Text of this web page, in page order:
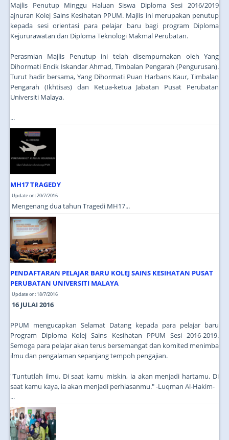
Majlis Penutup Minggu Haluan Siswa Diploma Sesi 2016/2019
ajnuran Kolej Sains Kesihatan PPUM. Majlis ini merupakan penutup
kepada sesi orientasi para pelajar baru bagi program Diploma
Kejururawatan dan Diploma Teknologi Makmal Perubatan.
Perasmian Majlis Penutup ini telah disempurnakan oleh Yang
Dihormati Encik Iskandar Ahmad, Timbalan Pengarah (Pengurusan).
Turut hadir bersama, Yang Dihormati Puan Harbans Kaur, Timbalan
Pengarah (Ikhtisas) dan Ketua-ketua Jabatan Pusat Perubatan
Universiti Malaya.
...
MH17 TRAGEDY
Update on: 20/7/2016
Mengenang dua tahun Tragedi MH17...
PENDAFTARAN PELAJAR BARU KOLEJ SAINS KESIHATAN PUSAT
PERUBATAN UNIVERSITI MALAYA
Update on: 18/7/2016
16 JULAI 2016
PPUM mengucapkan Selamat Datang kepada para pelajar baru
Program Diploma Kolej Sains Kesihatan PPUM Sesi 2016-2019.
Semoga para pelajar akan terus bersemangat dan komited menimba
ilmu dan pengalaman sepanjang tempoh pengajian.
"Tuntutlah ilmu. Di saat kamu miskin, ia akan menjadi hartamu. Di
saat kamu kaya, ia akan menjadi perhiasanmu." -Luqman Al-Hakim-
...